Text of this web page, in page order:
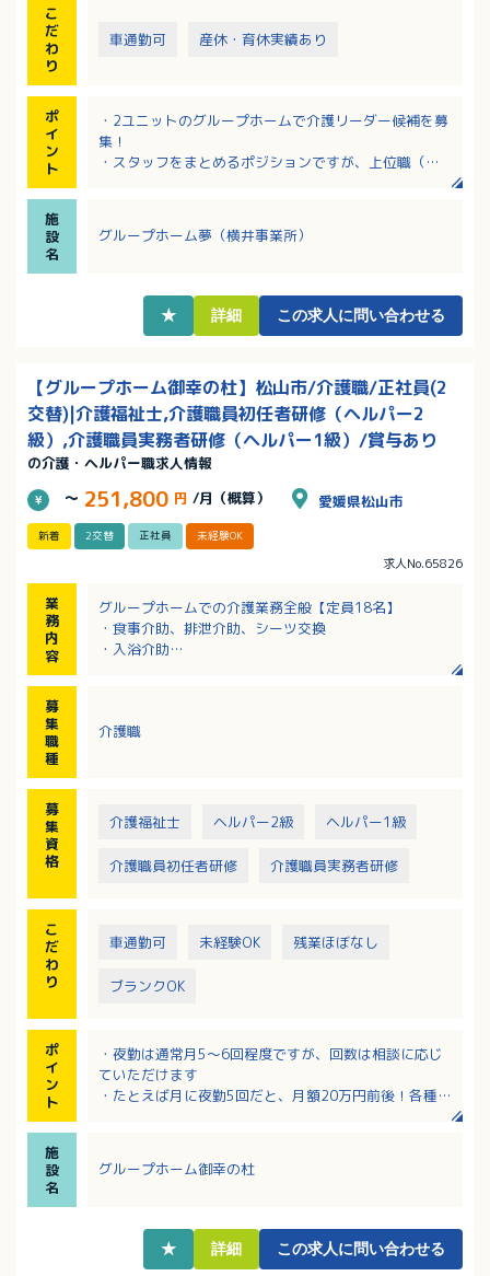
こ
だ
わ
り
車通勤可 産休・育休実績あり
ポ
イ
ン
ト
・2ユニットのグループホームで介護リーダー候補を募
集！
・スタッフをまとめるポジションですが、上位職（主
い施設！
・キャリアアップを目指す方必見！マネジメント経験
保育手当も支給あり！
施
設
名
グループホーム夢（横井事業所）
★ 詳細 この求人に問い合わせる
【グループホーム御幸の杜】松山市/介護職/正社員(2
交替)|介護福祉士,介護職員初任者研修（ヘルパー2
級）,介護職員実務者研修（ヘルパー1級）/賞与あり
の介護・ヘルパー職求人情報
～ 251,800 円 /月（概算） 愛媛県松山市
新着 2交替 正社員 未経験OK
求人No.65826
業
務
内
容
グループホームでの介護業務全般【定員18名】
・食事介助、排泄介助、シーツ交換
・入浴介助
・調理：湯せんメイン
募
集
職
種
介護職
募
集
資
格
介護福祉士 ヘルパー2級 ヘルパー1級
介護職員初任者研修 介護職員実務者研修
こ
だ
わ
り
車通勤可 未経験OK 残業ほぼなし
ブランクOK
ポ
イ
ン
ト
・夜勤は通常月5～6回程度ですが、回数は相談に応じ
ていただけます
・たとえば月に夜勤5回だと、月額20万円前後！各種手
・時間外勤務ほぼ無し！職員専用の休憩室完備でオ
ン・オフのメリハリをつけて勤務できます！
施
設
名
グループホーム御幸の杜
★ 詳細 この求人に問い合わせる